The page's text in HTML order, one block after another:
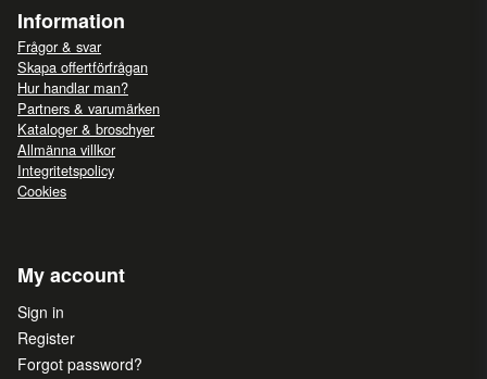
Information
Frågor & svar
Skapa offertförfrågan
Hur handlar man?
Partners & varumärken
Kataloger & broschyer
Allmänna villkor
Integritetspolicy
Cookies
My account
Sign in
Register
Forgot password?